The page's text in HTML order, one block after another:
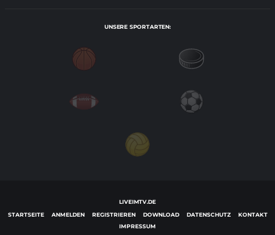
UNSERE SPORTARTEN:
LIVEIMTV.DE
STARTSEITE
ANMELDEN REGISTRIEREN DOWNLOAD DATENSCHUTZ
KONTAKT
IMPRESSUM